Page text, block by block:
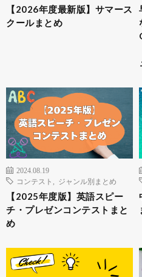
【2026年度最新版】サマース
クールまとめ
2024.08.19
コンテスト
ジャンル別まとめ
【2025年度版】英語スピー
チ・プレゼンコンテストまと
め